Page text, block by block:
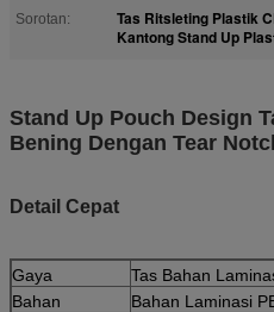
Sorotan: Tas Ritsleting Plastik
Kantong Stand Up
Stand Up Pouch Design
Bening Dengan Tear
Detail Cepat
Gaya
Tas Bahan
Bahan
Bahan Laminasi